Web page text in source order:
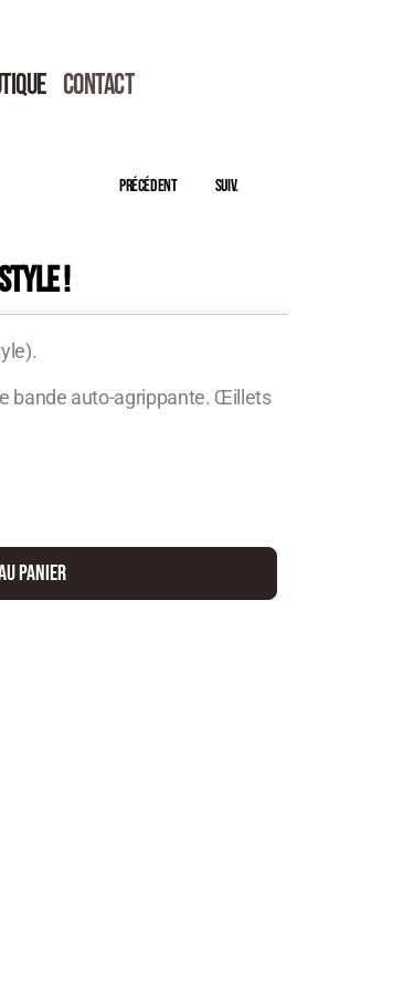
CONTACT
Précédent Suiv.
!
bande auto-agrippante. Œillets
panier